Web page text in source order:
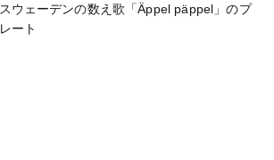
スウェーデンの数え歌「Äppel päppel」のプ
レート